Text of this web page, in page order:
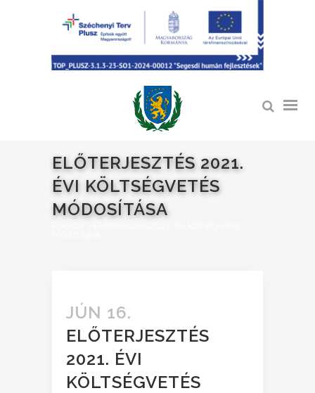
ELŐTERJESZTÉS 2021.
ÉVI KÖLTSÉGVETÉS
MÓDOSÍTÁSA
JÚN 16.
ELŐTERJESZTÉS
2021. ÉVI
KÖLTSÉGVETÉS